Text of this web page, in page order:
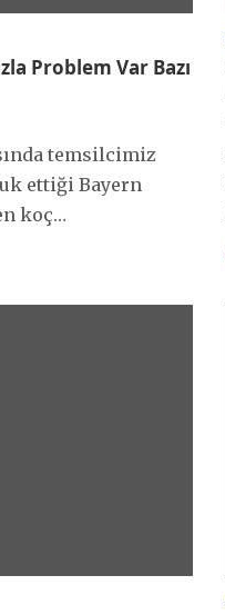
Problem Var Bazı
temsilcimiz
ettiği Bayern
koç…